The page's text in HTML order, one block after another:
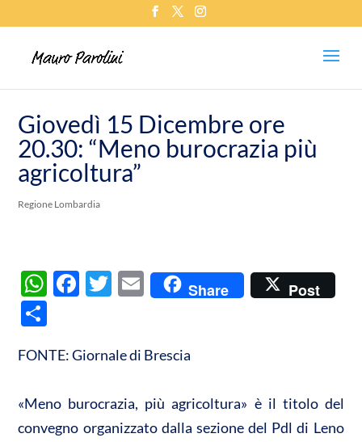
Giovedì 15 Dicembre ore
20.30: “Meno burocrazia più
agricoltura”
Regione Lombardia
W
s
p
F
b
o
T
er
E
Share Post
n
vi
FONTE: Giornale di Brescia
«Meno burocrazia, più agricoltura» è il titolo del
convegno organizzato dalla sezione del Pdl di Leno